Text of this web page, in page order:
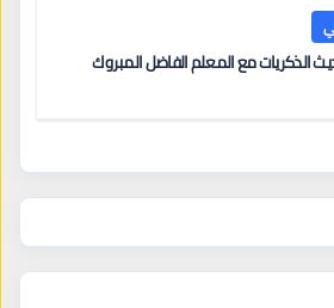
الذكريات مع المعلم الفاضل المبروك